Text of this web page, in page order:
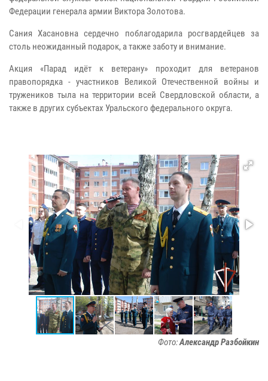
Федерации генерала армии Виктора Золотова.
Сания Хасановна сердечно поблагодарила росгвардейцев за
столь неожиданный подарок, а также заботу и внимание.
Акция «Парад идёт к ветерану» проходит для ветеранов
правопорядка - участников Великой Отечественной войны и
тружеников тыла на территории всей Свердловской области, а
также в других субъектах Уральского федерального округа.
Фото:Александр Разбойкин